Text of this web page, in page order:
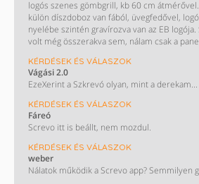
logós szenes gömbgrill, kb 60 cm
külön díszdoboz van fából, üvegfedővel,
nyelébe szintén gravírozva van az EB
volt még összerakva sem, nálam csak a
porosodik a dobozban.
KÉRDÉSEK ÉS VÁLASZOK
Vágási 2.0
EzeXerint a Szkrevó olyan, mint a derekam...
KÉRDÉSEK ÉS VÁLASZOK
Fáreó
Screvo itt is beállt, nem mozdul.
KÉRDÉSEK ÉS VÁLASZOK
weber
Nálatok működik a Screvo app? Semmilyen